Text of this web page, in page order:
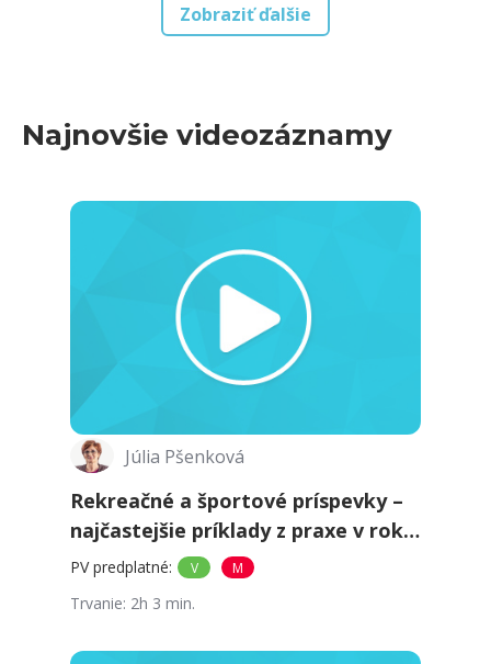
Zobraziť ďalšie
Najnovšie videozáznamy
Júlia Pšenková
Rekreačné a športové príspevky –
najčastejšie príklady z praxe v roku
2026
PV predplatné: V M
Trvanie: 2h 3 min.